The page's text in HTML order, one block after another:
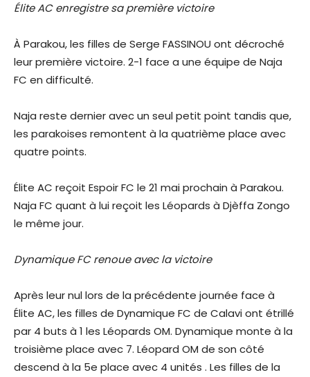
Élite AC enregistre sa première victoire
À Parakou, les filles de Serge FASSINOU ont décroché
leur première victoire. 2-1 face a une équipe de Naja
FC en difficulté.
Naja reste dernier avec un seul petit point tandis que,
les parakoises remontent à la quatrième place avec
quatre points.
Élite AC reçoit Espoir FC le 21 mai prochain à Parakou.
Naja FC quant à lui reçoit les Léopards à Djèffa Zongo
le même jour.
Dynamique FC renoue avec la victoire
Après leur nul lors de la précédente journée face à
Élite AC, les filles de Dynamique FC de Calavi ont étrillé
par 4 buts à 1 les Léopards OM. Dynamique monte à la
troisième place avec 7. Léopard OM de son côté
descend à la 5e place avec 4 unités . Les filles de la